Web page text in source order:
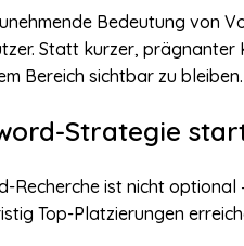
Bedeutung von
Statt kurzer,
Bereich sichtbar zu bleiben.
Strategie
Recherche ist nicht
Top-Platzierungen